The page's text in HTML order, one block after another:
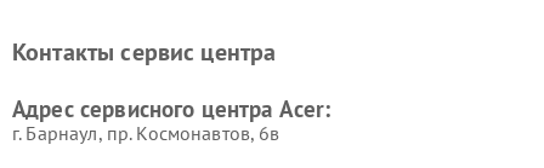
Контакты сервис центра
Адрес сервисного центра Acer:
г. Барнаул, ​пр. Космонавтов, 6в